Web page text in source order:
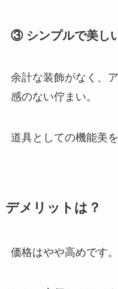
③ シンプルで美し
余計な装飾がなく、
感のない佇まい。
道具としての機能美を
デメリットは？
価格はやや高めです。